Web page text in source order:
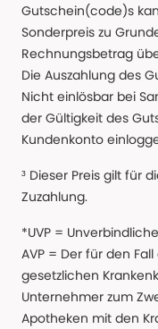
Gutschein(code)s
Sonderpreis zu
Rechnungsbetrag
Die Auszahlung des
Nicht einlösbar bei
der Gültigkeit des
Kundenkonto
³ Dieser Preis gilt für
Zuzahlung.
*UVP =
AVP = Der für den
gesetzlichen
Unternehmer zum
Apotheken mit den